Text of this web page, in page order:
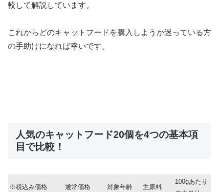
較して解説しています。
これからどのキャットフードを購入しようか迷っている方
の手助けになれば幸いです。
人気のキャットフード20個を4つの基本項
目で比較！
※税込み価格 通常価格 対象年齢 主原料
100gあたり